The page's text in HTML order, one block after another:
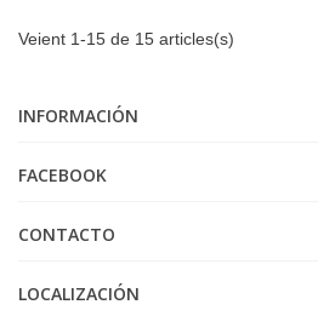
Veient 1-15 de 15 articles(s)
INFORMACIÓN
FACEBOOK
CONTACTO
LOCALIZACIÓN